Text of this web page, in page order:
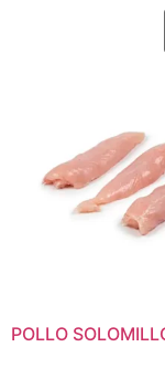
POLLO